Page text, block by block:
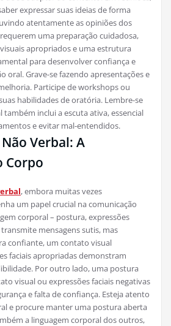
expressar suas ideias de forma
atentamente as opiniões dos
uma preparação cuidadosa,
apropriados e uma estrutura
para desenvolver confiança e
oral. Grave-se fazendo apresentações e
Participe de workshops ou
habilidades de oratória. Lembre-se
também inclui a escuta ativa, essencial
e evitar mal-entendidos.
Verbal: A
Corpo
, embora muitas vezes
um papel crucial na comunicação
corporal – postura, expressões
mensagens sutis, mas
confiante, um contato visual
faciais apropriadas demonstram
Por outro lado, uma postura
visual ou expressões faciais negativas
e falta de confiança. Esteja atento
e procure manter uma postura aberta
a linguagem corporal dos outros,